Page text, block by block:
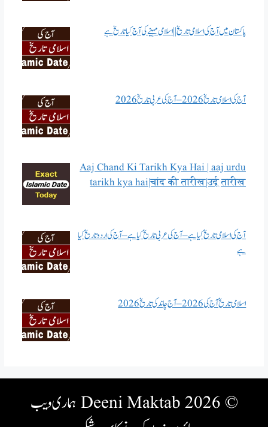
پاکستان میں آج کی اسلامی تاریخ || اسلامی مہینے کی آج کیا تاریخ ہے
آج کی اسلامی تاریخ 2026 – آج کی عربی تاریخ 2026
Aaj Chand Ki Tarikh Kya Hai | aaj urdu
tarikh kya hai|चांद की तारीख|उर्दू तारीख
آج کی اسلامی تاریخ کیا ہے – آج کی عربی تاریخ کیا ہے – آج کی اردو تاریخ کیا
ہے
اسلامی تاریخ آج کی 2026 – آج چاند کی تاریخ 2026
© 2026 Deeni Maktab
ہماری ویب